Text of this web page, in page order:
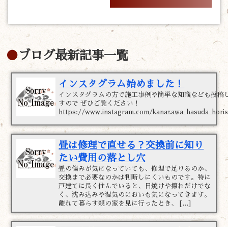
ブログ最新記事一覧
インスタグラム始めました！
インスタグラムの方で施工事例や簡単な知識なども投稿
すので ぜひご覧ください！
https://www.instagram.com/
畳は修理で直せる？交換前に知り
たい費用の落とし穴
畳の傷みが気になっていても、修理で足りるのか、
交換まで必要なのかは判断しにくいものです。特に
戸建てに長く住んでいると、日焼けや擦れだけでな
く、沈み込みや湿気のにおいも気になってきます。
離れて暮らす親の家を見に行ったとき、 […]